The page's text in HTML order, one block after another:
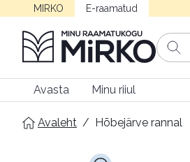
MIRKO E-raamatud
Avasta Minu riiul
Avaleht / Hõbejärve rannal